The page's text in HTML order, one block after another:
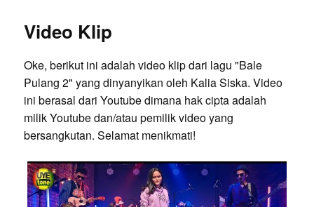
Video Klip
Oke, berikut ini adalah video klip dari lagu "Bale
Pulang 2" yang dinyanyikan oleh Kalia Siska. Video
ini berasal dari Youtube dimana hak cipta adalah
milik Youtube dan/atau pemilik video yang
bersangkutan. Selamat menikmati!